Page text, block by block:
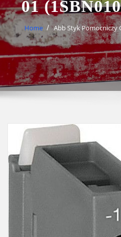
01
Home Abb Styk Pomocniczy